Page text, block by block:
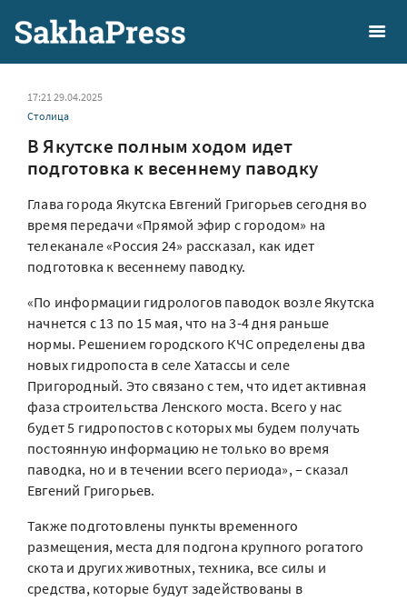
17:21 29.04.2025
Столица
В Якутске полным ходом идет
подготовка к весеннему паводку
Глава города Якутска Евгений Григорьев сегодня во
время передачи «Прямой эфир с городом» на
телеканале «Россия 24» рассказал, как идет
подготовка к весеннему паводку.
«По информации гидрологов паводок возле Якутска
начнется с 13 по 15 мая, что на 3-4 дня раньше
нормы. Решением городского КЧС определены два
новых гидропоста в селе Хатассы и селе
Пригородный. Это связано с тем, что идет активная
фаза строительства Ленского моста. Всего у нас
будет 5 гидропостов с которых мы будем получать
постоянную информацию не только во время
паводка, но и в течении всего периода», – сказал
Евгений Григорьев.
Также подготовлены пункты временного
размещения, места для подгона крупного рогатого
скота и других животных, техника, все силы и
средства, которые будут задействованы в